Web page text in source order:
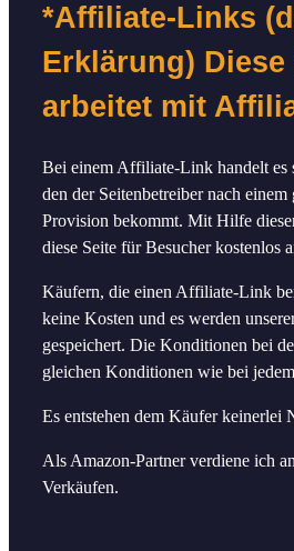
*Affiliate-Links
Erklärung) Diese
arbeitet mit
Bei einem Affiliate-Link handelt
den der Seitenbetreiber nach
Provision bekommt. Mit Hilfe
diese Seite für Besucher kostenlos
Käufern, die einen Affiliate-Link
keine Kosten und es werden
gespeichert. Die Konditionen bei
gleichen Konditionen wie bei
Es entstehen dem Käufer keinerlei
Als Amazon-Partner verdiene ich
Verkäufen.